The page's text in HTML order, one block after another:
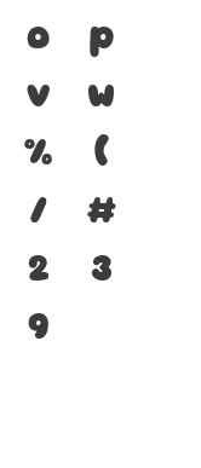
o
p
v
w
%
(
/
#
2
3
9